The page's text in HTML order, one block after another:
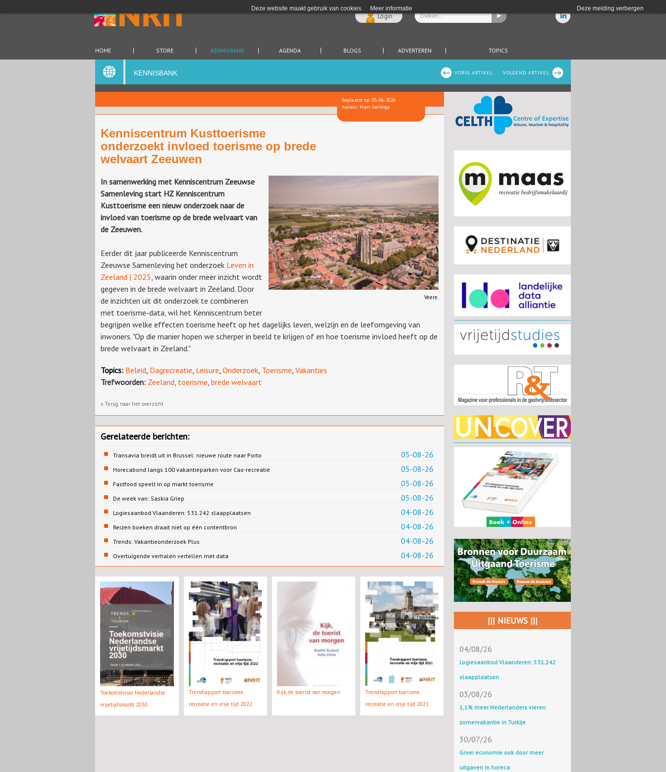
Deze website maakt gebruik van cookies. Meer informatie Deze melding verbergen
Login
HOME STORE KENNISBANK AGENDA BLOGS ADVERTEREN TOPICS
VOLGEND ARTIKEL
VORIG ARTIKEL
KENNISBANK
Geplaatst op: 05-06-2026
Auteur: Marc Gerlings
Kenniscentrum Kusttoerisme
onderzoekt invloed toerisme op brede
welvaart Zeeuwen
Veere.
In samenwerking met Kenniscentrum Zeeuwse
Samenleving start HZ Kenniscentrum
Kusttoerisme een nieuw onderzoek naar de
invloed van toerisme op de brede welvaart van
de Zeeuwen.
Eerder dit jaar publiceerde Kenniscentrum
Zeeuwse Samenleving het onderzoek Leven in
Zeeland | 2025 , waarin onder meer inzicht wordt
gegeven in de brede welvaart in Zeeland. Door
de inzichten uit dit onderzoek te combineren
met toerisme-data, wil het Kenniscentrum beter
begrijpen welke effecten toerisme heeft op het dagelijks leven, welzijn en de leefomgeving van
inwoners. "Op die manier hopen we scherper in beeld te krijgen of en hoe toerisme invloed heeft op de
brede welvaart in Zeeland."
Topics: Beleid Dagrecreatie Leisure Onderzoek Toerisme Vakanties
Trefwoorden: Zeeland toerisme brede welvaart
« Terug naar het overzicht
Gerelateerde berichten:
05-08-26
Transavia breidt uit in Brussel: nieuwe route naar Porto
05-08-26
Horecabond langs 100 vakantieparken voor Cao-recreatie
05-08-26
Fastfood speelt in op markt toerisme
05-08-26
De week van: Saskia Griep
04-08-26
Logiesaanbod Vlaanderen: 531.242 slaapplaatsen
04-08-26
Reizen boeken draait niet op één contentbron
04-08-26
Trends: Vakantieonderzoek Plus
04-08-26
Overtuigende verhalen vertellen met data
Toekomstvisie Nederlandse
vrijetijdsmarkt 2030
Trendrapport toerisme,
recreatie en vrije tijd 2022
Kijk, de toerist van morgen
Trendrapport toerisme,
recreatie en vrije tijd 2021
||| NIEUWS |||
04/08/26
Logiesaanbod Vlaanderen: 531.242
slaapplaatsen
03/08/26
1,1% meer Nederlanders vieren
zomervakantie in Turkije
30/07/26
Groei economie ook door meer
uitgaven in horeca